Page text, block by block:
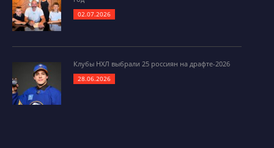
02.07.2026
Клубы НХЛ выбрали 25 россиян на драфте-2026
28.06.2026